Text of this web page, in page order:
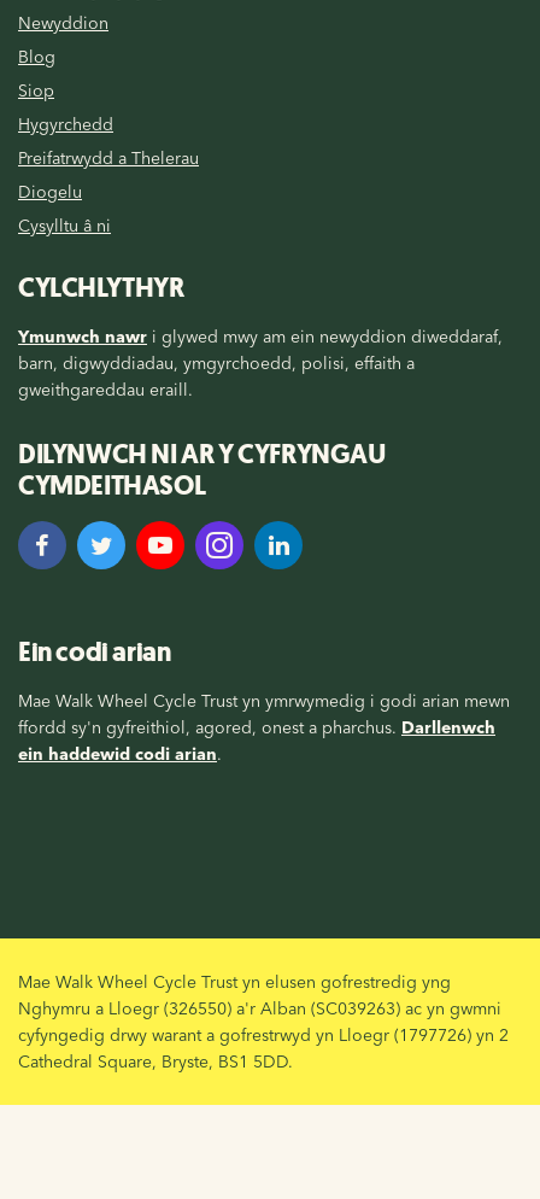
Newyddion
Blog
Siop
Hygyrchedd
Preifatrwydd a Thelerau
Diogelu
Cysylltu â ni
CYLCHLYTHYR
Ymunwch nawr i glywed mwy am ein newyddion diweddaraf,
barn, digwyddiadau, ymgyrchoedd, polisi, effaith a
gweithgareddau eraill.
DILYNWCH NI AR Y CYFRYNGAU
CYMDEITHASOL
Ein codi arian
Mae Walk Wheel Cycle Trust yn ymrwymedig i godi arian mewn
ffordd sy'n gyfreithiol, agored, onest a pharchus. Darllenwch
ein haddewid codi arian.
Mae Walk Wheel Cycle Trust yn elusen gofrestredig yng
Nghymru a Lloegr (326550) a'r Alban (SC039263) ac yn gwmni
cyfyngedig drwy warant a gofrestrwyd yn Lloegr (1797726) yn 2
Cathedral Square, Bryste, BS1 5DD.